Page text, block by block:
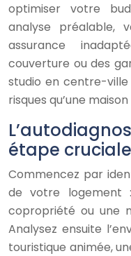
optimiser votre
analyse préalable,
assurance
couverture ou des
studio en centre-
risques qu’une
étape cruciale
Commencez par
de votre logement
copropriété ou une
Analysez ensuite
touristique animée,